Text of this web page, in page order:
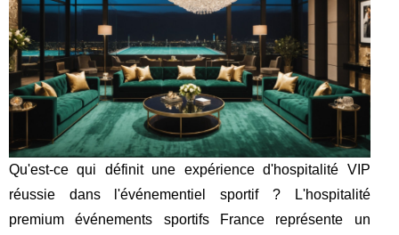
Qu'est-ce qui définit une expérience d'hospitalité VIP
réussie dans l'événementiel sportif ? L'hospitalité
premium événements sportifs France représente un